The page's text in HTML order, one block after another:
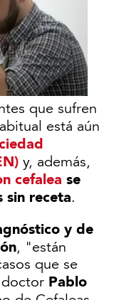
que sufren
está aún
y, además,
cefalea se
sin receta.
y de
, "están
que se
Pablo